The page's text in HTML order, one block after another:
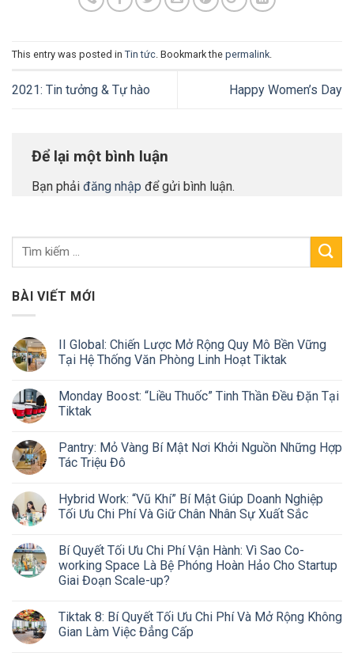
This entry was posted in Tin tức. Bookmark the permalink.
2021: Tin tưởng & Tự hào Happy Women’s Day
Để lại một bình luận
Bạn phải đăng nhập để gửi bình luận.
BÀI VIẾT MỚI
II Global: Chiến Lược Mở Rộng Quy Mô Bền Vững
Tại Hệ Thống Văn Phòng Linh Hoạt Tiktak
Monday Boost: “Liều Thuốc” Tinh Thần Đều Đặn Tại
Tiktak
Pantry: Mỏ Vàng Bí Mật Nơi Khởi Nguồn Những Hợp
Tác Triệu Đô
Hybrid Work: “Vũ Khí” Bí Mật Giúp Doanh Nghiệp
Tối Ưu Chi Phí Và Giữ Chân Nhân Sự Xuất Sắc
Bí Quyết Tối Ưu Chi Phí Vận Hành: Vì Sao Co-
working Space Là Bệ Phóng Hoàn Hảo Cho Startup
Giai Đoạn Scale-up?
Tiktak 8: Bí Quyết Tối Ưu Chi Phí Và Mở Rộng Không
Gian Làm Việc Đẳng Cấp